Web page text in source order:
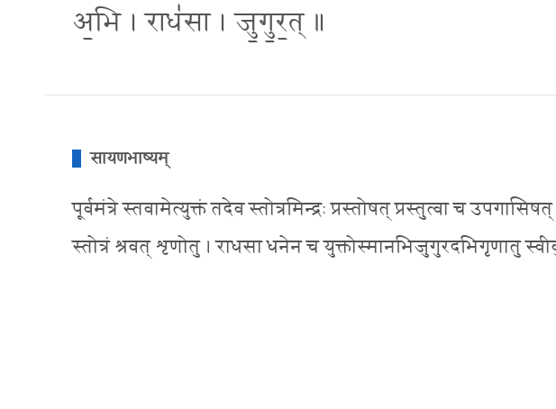
अ॒भि । राध॑सा । जु॒गु॒र॒त् ॥
सायणभाष्यम्
पूर्वमंत्रे स्तवामेत्युक्तं तदेव स्तोत्रमिन्द्रः प्रस्तोषत् प्रस्तुत्वा च
स्तोत्रं श्रवत् शृणोतु । राधसा धनेन च युक्तोस्मानभिजुगुरदभिगृणातु